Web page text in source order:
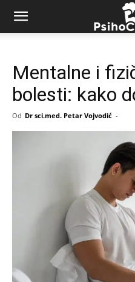
Mentalne i
bolesti: kako
Od Dr sci.med. Petar Vojvodić -